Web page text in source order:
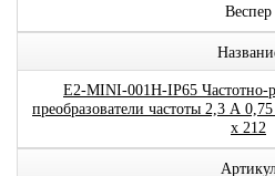
Веспер
E2-MINI-001H-IP65 Частотно-
преобразователи частоты 2,3 А
x 212